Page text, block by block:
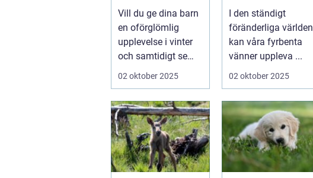
perfekta platsen
för små blivande
skidåkare
Vill du ge dina barn
en oförglömlig
upplevelse i vinter
och samtidigt se
dem utvecklas
02 oktober 2025
de och
ångestdämpand
e hundhalsband
I den ständigt
föränderliga världen
kan våra fyrbenta
vänner uppleva ...
02 oktober 2025